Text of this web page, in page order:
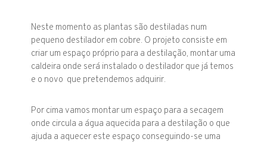
Neste momento as plantas são destiladas num
pequeno destilador em cobre. O projeto consiste em
criar um espaço próprio para a destilação, montar uma
caldeira onde será instalado o destilador que já temos
e o novo que pretendemos adquirir.
Por cima vamos montar um espaço para a secagem
onde circula a água aquecida para a destilação o que
ajuda a aquecer este espaço conseguindo-se uma